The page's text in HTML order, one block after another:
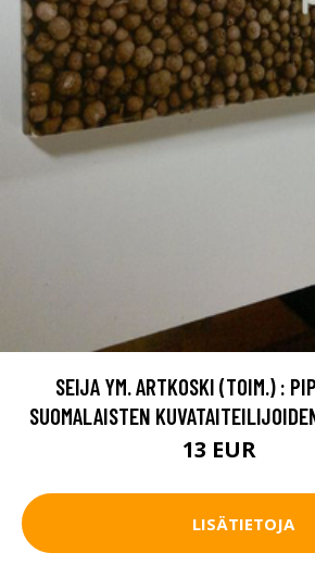
SEIJA YM. ARTKOSKI (TOIM.) :
SUOMALAISTEN
13 EUR
LISÄTIETOJA